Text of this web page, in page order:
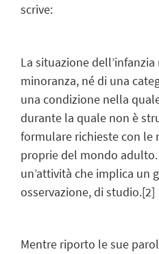
scrive:
La situazione
minoranza, né di una
una condizione nella
durante la quale non è
formulare richieste con
proprie del mondo adulto.
un’attività che implica un
osservazione, di studio.[2]
Mentre riporto le sue